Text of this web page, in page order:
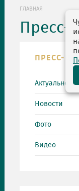
ГЛАВНАЯ
Пресс-
ПРЕСС-
Актуально
Новости
Фото
Видео